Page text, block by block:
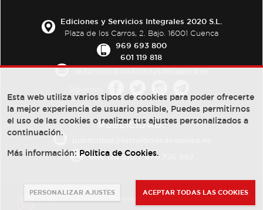
Ediciones y Servicios Integrales 2020 S.L.
Plaza de los Carros, 2. Bajo. 16001 Cuenca
969 693 800
601 119 818
PUBLICIDAD:
684 126 573/670 726 392
Esta web utiliza varios tipos de cookies para poder ofrecerte
la mejor experiencia de usuario posible, Puedes permitirnos
el uso de las cookies o realizar tus ajustes personalizados a
continuación.
Más información: Política de Cookies.
PERSONALIZAR AJUSTES ACEPTAR TODAS LAS COOKIES